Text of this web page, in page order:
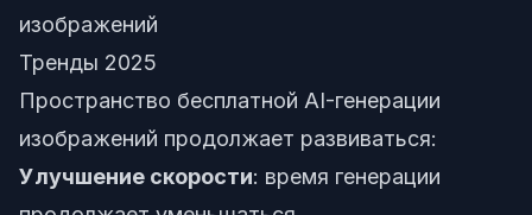
изображений
Тренды 2025
Пространство бесплатной AI-генерации
изображений продолжает развиваться:
Улучшение скорости: время генерации